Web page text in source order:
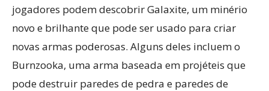
jogadores podem descobrir Galaxite, um minério
novo e brilhante que pode ser usado para criar
novas armas poderosas. Alguns deles incluem o
Burnzooka, uma arma baseada em projéteis que
pode destruir paredes de pedra e paredes de